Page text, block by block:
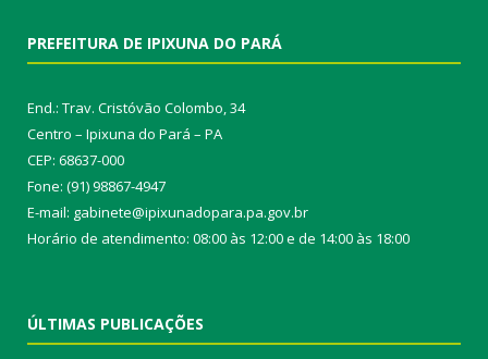
PREFEITURA DE IPIXUNA DO PARÁ
End.: Trav. Cristóvão Colombo, 34
Centro – Ipixuna do Pará – PA
CEP: 68637-000
Fone: (91) 98867-4947
E-mail: gabinete@ipixunadopara.pa.gov.br
Horário de atendimento: 08:00 às 12:00 e de 14:00 às 18:00
ÚLTIMAS PUBLICAÇÕES